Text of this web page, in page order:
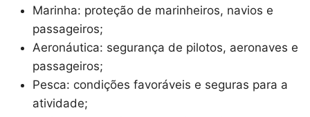
Marinha: proteção de marinheiros, navios e
passageiros;
Aeronáutica: segurança de pilotos, aeronaves e
passageiros;
Pesca: condições favoráveis e seguras para a
atividade;